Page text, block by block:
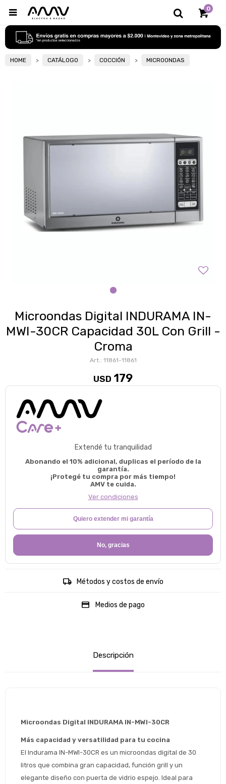
0

HOME CATÁLOGO COCCIÓN MICROONDAS
Microondas Digital INDURAMA IN-
MWI-30CR Capacidad 30L Con Grill -
Croma
11861-11861
USD 179
Extendé tu tranquilidad
Abonando el 10% adicional, duplicas el período de la
garantía.
¡Protegé tu compra por más tiempo!
AMV te cuida.
Ver condiciones
Quiero extender mi garantía
No, gracias
Métodos y costos de envío
Medios de pago
Descripción
Microondas Digital INDURAMA IN-MWI-30CR
Más capacidad y versatilidad para tu cocina
El Indurama IN-MWI-30CR es un microondas digital de 30
litros que combina gran capacidad, función grill y un
elegante diseño con puerta de vidrio espejo. Ideal para